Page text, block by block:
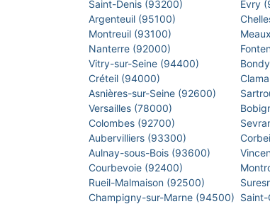
Saint-Denis (93200)
Argenteuil (95100)
Montreuil (93100)
Nanterre (92000)
Vitry-sur-Seine (94400)
Créteil (94000)
Asnières-sur-Seine (92600)
Versailles (78000)
Colombes (92700)
Aubervilliers (93300)
Aulnay-sous-Bois (93600)
Courbevoie (92400)
Rueil-Malmaison (92500)
Champigny-sur-Marne (94500)
Évry